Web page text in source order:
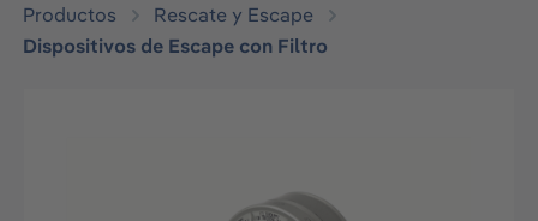
Productos
Rescate y Escape
Dispositivos de Escape con Filtro